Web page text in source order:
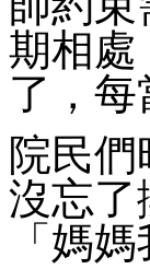
期相處
了，
院民
沒忘了
「媽